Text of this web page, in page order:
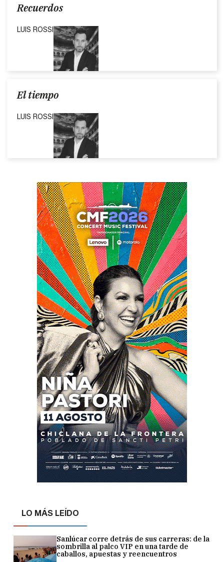
Recuerdos
LUIS ROSSI
El tiempo
LUIS ROSSI
LO MÁS LEÍDO
Sanlúcar corre detrás de sus carreras: de la
sombrilla al palco VIP en una tarde de
caballos, apuestas y reencuentros